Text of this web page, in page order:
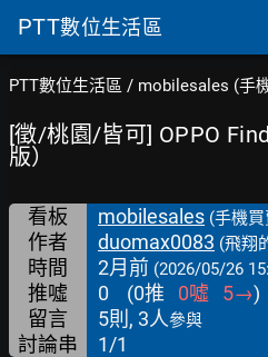
PTT數位生活區
PTT數位生活區 / mobilesales (手
[徵/桃園/皆可] OPPO
版）
看板 mobilesales (手機
作者 duomax0083 (飛翔
時間 2月前 (2026/05/26
推噓 0 (0推 0噓 5→)
留言
5則, 3人參與
討論串 1/1